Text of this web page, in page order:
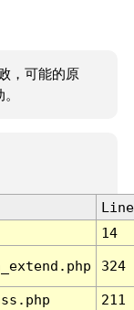
，可能的原
Line
14
324
211